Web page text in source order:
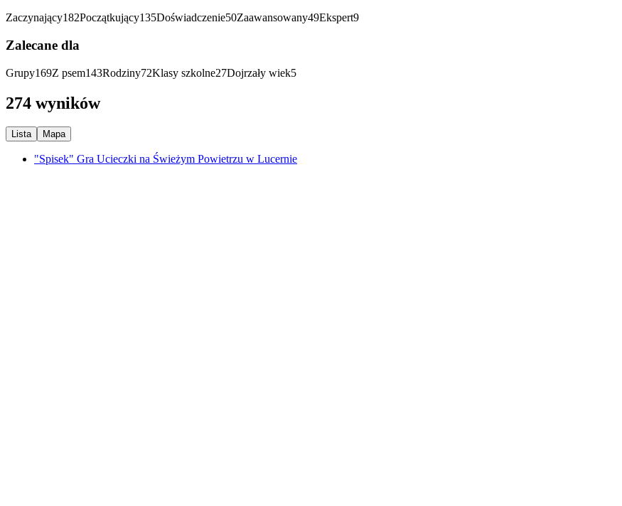
Zaczynający182Początkujący135Doświadczenie50Zaawansowany49Ekspert9
Zalecane dla
Grupy169Z psem143Rodziny72Klasy szkolne27Dojrzały wiek5
274 wyników
Lista Mapa
"Spisek" Gra Ucieczki na Świeżym Powietrzu w Lucernie